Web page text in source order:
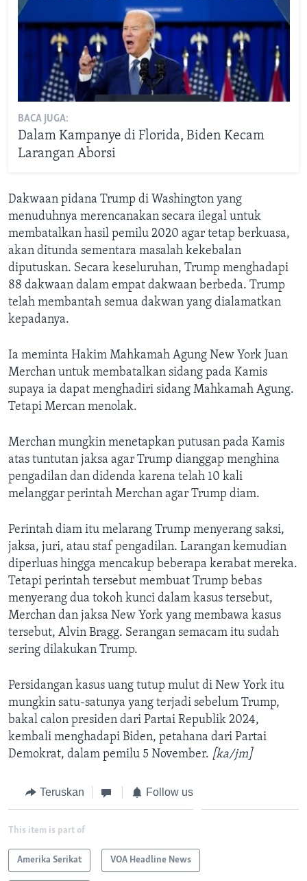
BACA JUGA:
Dalam Kampanye di Florida, Biden Kecam
Larangan Aborsi
Dakwaan pidana Trump di Washington yang
menuduhnya merencanakan secara ilegal untuk
membatalkan hasil pemilu 2020 agar tetap berkuasa,
akan ditunda sementara masalah kekebalan
diputuskan. Secara keseluruhan, Trump menghadapi
88 dakwaan dalam empat dakwaan berbeda. Trump
telah membantah semua dakwan yang dialamatkan
kepadanya.
Ia meminta Hakim Mahkamah Agung New York Juan
Merchan untuk membatalkan sidang pada Kamis
supaya ia dapat menghadiri sidang Mahkamah Agung.
Tetapi Mercan menolak.
Merchan mungkin menetapkan putusan pada Kamis
atas tuntutan jaksa agar Trump dianggap menghina
pengadilan dan didenda karena telah 10 kali
melanggar perintah Merchan agar Trump diam.
Perintah diam itu melarang Trump menyerang saksi,
jaksa, juri, atau staf pengadilan. Larangan kemudian
diperluas hingga mencakup beberapa kerabat mereka.
Tetapi perintah tersebut membuat Trump bebas
menyerang dua tokoh kunci dalam kasus tersebut,
Merchan dan jaksa New York yang membawa kasus
tersebut, Alvin Bragg. Serangan semacam itu sudah
sering dilakukan Trump.
Persidangan kasus uang tutup mulut di New York itu
mungkin satu-satunya yang terjadi sebelum Trump,
bakal calon presiden dari Partai Republik 2024,
kembali menghadapi Biden, petahana dari Partai
Demokrat, dalam pemilu 5 November. [ka/jm]
Teruskan Follow us
This item is part of
Amerika Serikat VOA Headline News